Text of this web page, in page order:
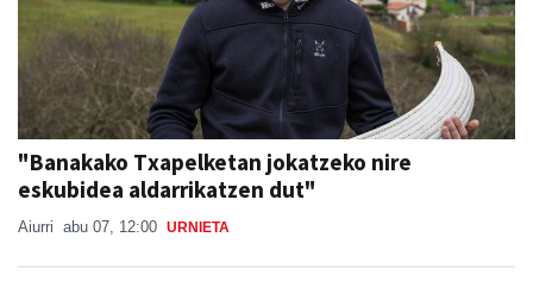
"Banakako Txapelketan jokatzeko nire
eskubidea aldarrikatzen dut"
Aiurri abu 07, 12:00 URNIETA